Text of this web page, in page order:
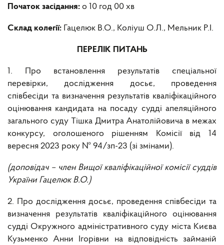
Початок засідання: о 10 год 00 хв
Склад колегії: Гацелюк В.О., Коліуш О.Л., Мельник Р.І.
ПЕРЕЛІК ПИТАНЬ
1. Про встановлення результатів спеціальної
перевірки, дослідження досьє, проведення
співбесіди та визначення результатів кваліфікаційного
оцінювання кандидата на посаду судді апеляційного
загального суду Тішка Дмитра Анатолійовича в межах
конкурсу, оголошеного рішенням Комісії від 14
вересня 2023 року № 94/зп-23 (зі змінами).
(доповідач – член Вищої кваліфікаційної комісії суддів
України Гацелюк В.О.)
2. Про дослідження досьє, проведення співбесіди та
визначення результатів кваліфікаційного оцінювання
судді Окружного адміністративного суду міста Києва
Кузьменко Анни Ігорівни на відповідність займаній